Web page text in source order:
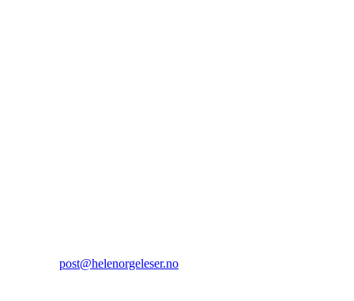
post@helenorgeleser.no